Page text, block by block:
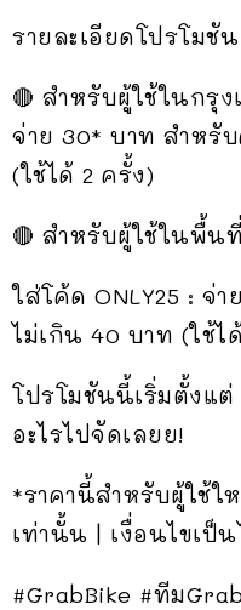
รายละเอียดโปรโมชัน
🔴 สำหรับผู้ใช้ในกรุง
จ่าย 30* บาท สำหรั
(ใช้ได้ 2 ครั้ง)
🔴 สำหรับผู้ใช้ในพื้น
ใส่โค้ด ONLY25 : จ่
ไม่เกิน 40 บาท (ใช้ไ
โปรโมชันนี้เริ่มตั้งแ
อะไรไปจัดเลยย!
*ราคานี้สำหรับผู้ใช้ใ
เท่านั้น | เงื่อนไขเป็
#GrabBike #ทีมGrab